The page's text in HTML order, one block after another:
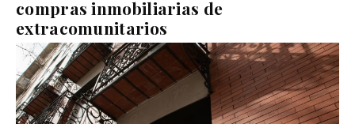
compras inmobiliarias de
extracomunitarios